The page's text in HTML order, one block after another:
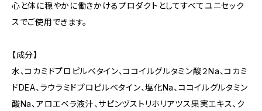
心と体に穏やかに働きかけるプロダクトとしてすべてユニセック
スでご使用できます。
【成分】
水、コカミドプロピルベタイン、ココイルグルタミン酸２Na、コカミ
ドDEA、ラウラミドプロピルベタイン、塩化Na、ココイルグルタミン
酸Na、アロエベラ液汁、サピンヅストリホリアツス果実エキス、ク